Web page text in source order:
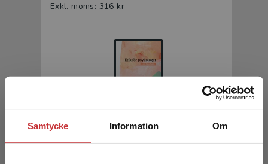
Samtycke Information Om
Exkl. moms: 316 kr
Etik för psykologer